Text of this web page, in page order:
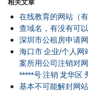
在线教育的网站（
查域名，有没有可
深圳市公租房申请
海口市 企业/个人网
案所用公司注销对
*****号 注销 龙华区
基本不可能解封网